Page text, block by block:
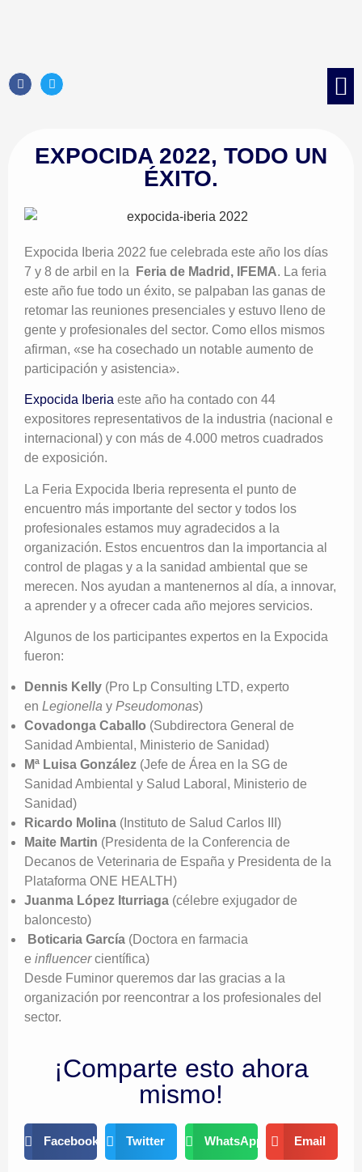
EXPOCIDA 2022, TODO UN
ÉXITO.
Expocida Iberia 2022 fue celebrada este año los días
7 y 8 de arbil en la
Feria de Madrid, IFEMA. La feria
este año fue todo un éxito, se palpaban las ganas de
retomar las reuniones presenciales y estuvo lleno de
gente y profesionales del sector. Como ellos mismos
afirman, «se ha cosechado un notable aumento de
participación y asistencia».
Expocida Iberia este año ha contado con 44
expositores representativos de la industria (nacional e
internacional) y con más de 4.000 metros cuadrados
de exposición.
La Feria Expocida Iberia representa el punto de
encuentro más importante del sector y todos los
profesionales estamos muy agradecidos a la
organización. Estos encuentros dan la importancia al
control de plagas y a la sanidad ambiental que se
merecen. Nos ayudan a mantenernos al día, a innovar,
a aprender y a ofrecer cada año mejores servicios.
Algunos de los participantes expertos en la Expocida
fueron:
Dennis Kelly (Pro Lp Consulting LTD, experto
en Legionella y Pseudomonas)
Covadonga Caballo (Subdirectora General de
Sanidad Ambiental, Ministerio de Sanidad)
Mª Luisa González (Jefe de Área en la SG de
Sanidad Ambiental y Salud Laboral, Ministerio de
Sanidad)
Ricardo Molina (Instituto de Salud Carlos III)
Maite Martin (Presidenta de la Conferencia de
Decanos de Veterinaria de España y Presidenta de la
Plataforma ONE HEALTH)
Juanma López Iturriaga (célebre exjugador de
baloncesto)
Boticaria García (Doctora en farmacia
e influencercientífica)
Desde Fuminor queremos dar las gracias a la
organización por reencontrar a los profesionales del
sector.
¡Comparte esto ahora
mismo!
Facebook Twitter WhatsApp Email